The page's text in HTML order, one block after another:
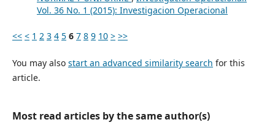
Vol. 36 No. 1 (2015): Investigacion Operacional
<< < 1 2 3 4 5 6 7 8 9 10 > >>
You may also start an advanced similarity search for this
article.
Most read articles by the same author(s)